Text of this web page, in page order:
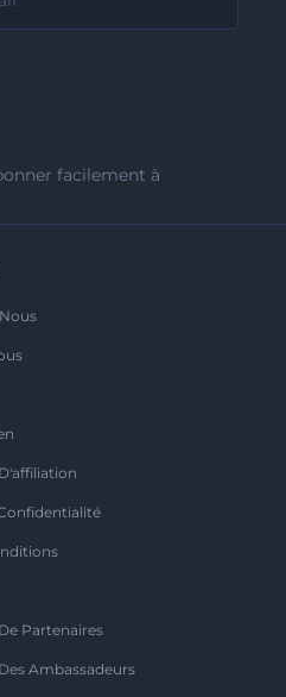
facilement à
Partenaires
Ambassadeurs